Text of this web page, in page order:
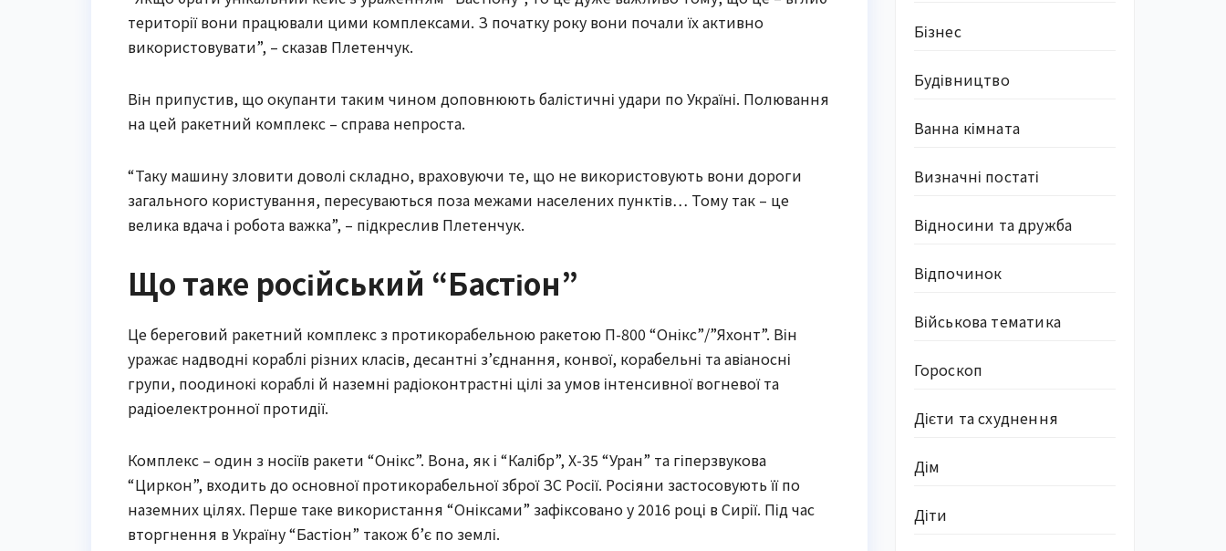
території вони працювали цими комплексами. З початку року вони почали їх активно
використовувати”, – сказав Плетенчук.
Він припустив, що окупанти таким чином доповнюють балістичні удари по Україні. Полювання
на цей ракетний комплекс – справа непроста.
“Таку машину зловити доволі складно, враховуючи те, що не використовують вони дороги
загального користування, пересуваються поза межами населених пунктів… Тому так – це
велика вдача і робота важка”, – підкреслив Плетенчук.
Що таке російський “Бастіон”
Це береговий ракетний комплекс з протикорабельною ракетою П-800 “Онікс”/”Яхонт”. Він
уражає надводні кораблі різних класів, десантні з’єднання, конвої, корабельні та авіаносні
групи, поодинокі кораблі й наземні радіоконтрастні цілі за умов інтенсивної вогневої та
радіоелектронної протидії.
Комплекс – один з носіїв ракети “Онікс”. Вона, як і “Калібр”, Х-35 “Уран” та гіперзвукова
“Циркон”, входить до основної протикорабельної зброї ЗС Росії. Росіяни застосовують її по
наземних цілях. Перше таке використання “Оніксами” зафіксовано у 2016 році в Сирії. Під час
вторгнення в Україну “Бастіон” також б’є по землі.
Бізнес
Будівництво
Ванна кімната
Визначні постаті
Відносини та дружба
Відпочинок
Військова тематика
Гороскоп
Дієти та схуднення
Дім
Діти